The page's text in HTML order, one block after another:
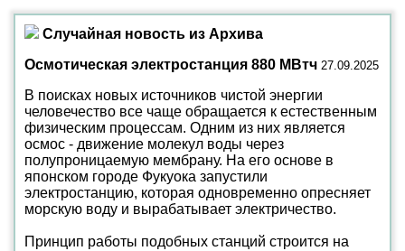
Случайная новость из Архива
Осмотическая электростанция 880 МВтч 27.09.2025
В поисках новых источников чистой энергии
человечество все чаще обращается к естественным
физическим процессам. Одним из них является
осмос - движение молекул воды через
полупроницаемую мембрану. На его основе в
японском городе Фукуока запустили
электростанцию, которая одновременно опресняет
морскую воду и вырабатывает электричество.
Принцип работы подобных станций строится на